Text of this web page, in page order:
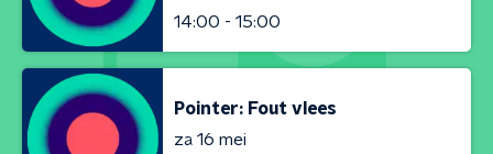
14:00 - 15:00
Pointer: Fout vlees
za 16 mei